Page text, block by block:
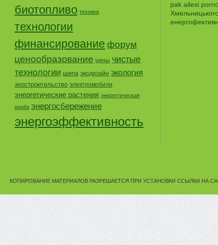
биотопливо техника
технологии
финансирование форум
ценообразование цены чистые
технологии щепа экодизайн экология
экостроительство электромобили
энергетические растения энергетическая
верба энергосбережение
энергоэффективность
pak ailesi
КОПИРОВАНИЕ МАТЕРИАЛОВ РАЗРЕШАЕТСЯ ПРИ УСТАНОВКИ ССЫЛКИ НА САЙТ